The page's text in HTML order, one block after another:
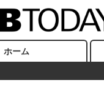
ホーム